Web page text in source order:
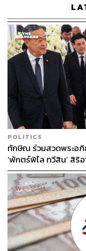
POLITICS
ทักษิณ ร่วมสวดพระอภิ
‘พักตร์พิไล ทวีสิน’ สิริ
หลากวงการร่วมอาลัย